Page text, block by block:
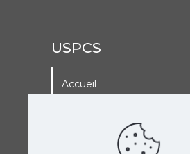
USPCS
Accueil
Adhérer à l’USPCS